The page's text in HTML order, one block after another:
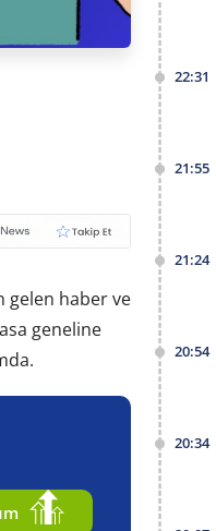
gelen haber ve
geneline
22:31
21:55
21:24
20:54
20:34